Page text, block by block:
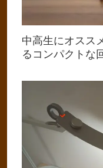
中高生にオスス
るコンパクトな